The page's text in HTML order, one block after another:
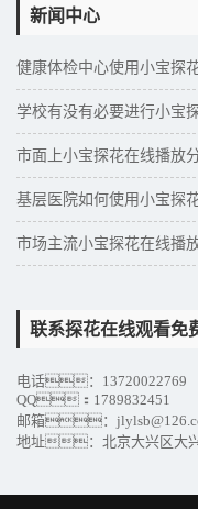
新闻中心
健康体检中心使用小宝探
学校有没有必要进行小宝
市面上小宝探花在线播放
基层医院如何使用小宝探
市场主流小宝探花在线播
联系探花在线观看免
电话：13720022769
QQ：1789832451
邮箱：
地址：北京大兴区大兴